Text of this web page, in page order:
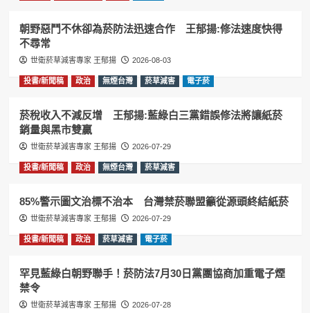
朝野惡鬥不休卻為菸防法迅速合作 王郁揚:修法速度快得
不尋常
世衛菸草減害專家 王郁揚 2026-08-03
投書/新聞稿 政治 無煙台灣 菸草減害 電子菸
菸稅收入不減反增 王郁揚:藍綠白三黨錯誤修法將讓紙菸
銷量與黑市雙贏
世衛菸草減害專家 王郁揚 2026-07-29
投書/新聞稿 政治 無煙台灣 菸草減害
85%警示圖文治標不治本 台灣禁菸聯盟籲從源頭終結紙菸
世衛菸草減害專家 王郁揚 2026-07-29
投書/新聞稿 政治 菸草減害 電子菸
罕見藍綠白朝野聯手！菸防法7月30日黨團協商加重電子煙
禁令
世衛菸草減害專家 王郁揚 2026-07-28